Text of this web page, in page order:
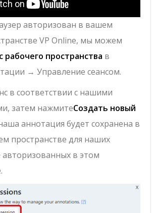
авторизован в вашем
VP Online, мы можем
рабочего пространства в
→ Управление сеансом.
в соответствии с нашими
затем нажмитеСоздать новый
аннотация будет сохранена в
пространстве для наших
авторизованных в этом